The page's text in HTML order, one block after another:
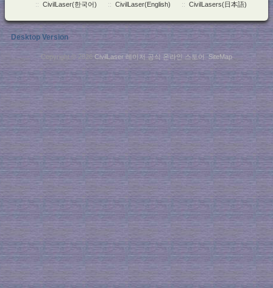
:: CivilLaser(한국어) :: CivilLaser(English) :: CivilLasers(日本語)
Desktop Version
Copyright © 2026 CivilLaser 레이저 공식 온라인 스토어 .SiteMap